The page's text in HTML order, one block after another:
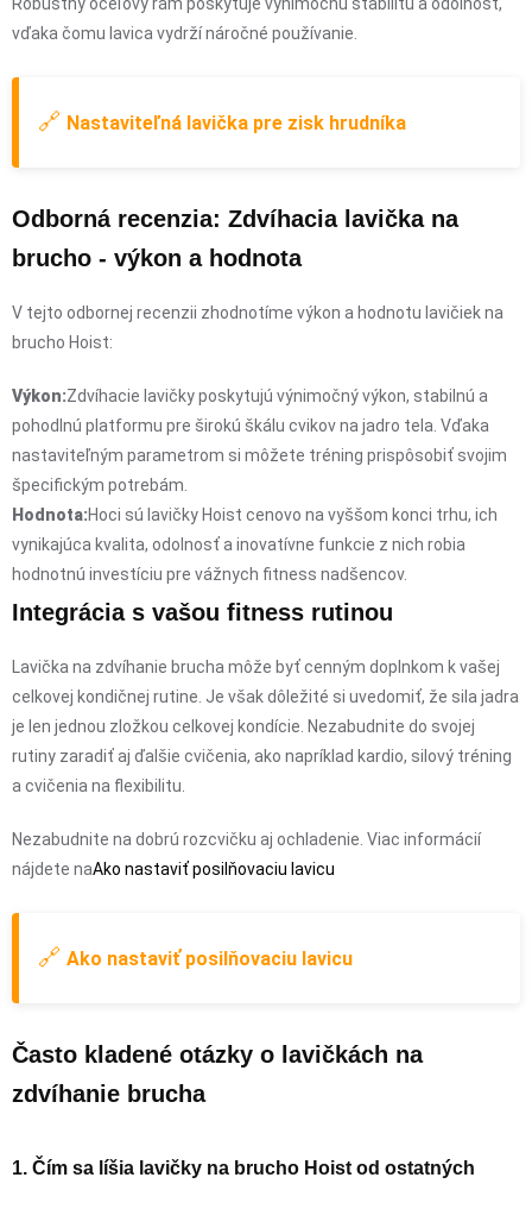
vďaka čomu lavica vydrží náročné používanie.
🔗 Nastaviteľná lavička pre zisk hrudníka
Odborná recenzia: Zdvíhacia lavička na
brucho - výkon a hodnota
V tejto odbornej recenzii zhodnotíme výkon a hodnotu lavičiek na
brucho Hoist:
Výkon:Zdvíhacie lavičky poskytujú výnimočný výkon, stabilnú a
pohodlnú platformu pre širokú škálu cvikov na jadro tela. Vďaka
nastaviteľným parametrom si môžete tréning prispôsobiť svojim
špecifickým potrebám.
Hodnota:Hoci sú lavičky Hoist cenovo na vyššom konci trhu, ich
vynikajúca kvalita, odolnosť a inovatívne funkcie z nich robia
hodnotnú investíciu pre vážnych fitness nadšencov.
Integrácia s vašou fitness rutinou
Lavička na zdvíhanie brucha môže byť cenným doplnkom k vašej
celkovej kondičnej rutine. Je však dôležité si uvedomiť, že sila jadra
je len jednou zložkou celkovej kondície. Nezabudnite do svojej
rutiny zaradiť aj ďalšie cvičenia, ako napríklad kardio, silový tréning
a cvičenia na flexibilitu.
Nezabudnite na dobrú rozcvičku aj ochladenie. Viac informácií
nájdete naAko nastaviť posilňovaciu lavicu
🔗 Ako nastaviť posilňovaciu lavicu
Často kladené otázky o lavičkách na
zdvíhanie brucha
1. Čím sa líšia lavičky na brucho Hoist od ostatných